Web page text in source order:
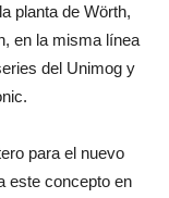
planta de Wörth,
en la misma línea
del Unimog y
para el nuevo
este concepto en